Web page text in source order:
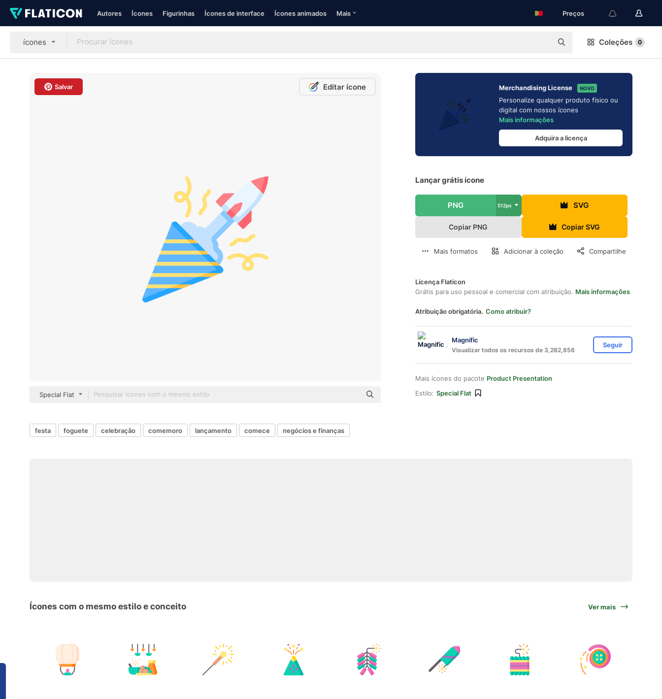
Autores Ícones Figurinhas Ícones de interface Ícones animados Mais Preços
ícones Coleções 0
Salvar Editar ícone
Special Flat
Merchandising License NOVO
Personalize qualquer produto físico ou
digital com nossos ícones
Mais informações
Adquira a licença
Lançar grátis ícone
PNG 512px SVG
Copiar PNG Copiar SVG
Mais formatos Adicionar à coleção Compartilhe
Licença Flaticon
Grátis para uso pessoal e comercial com atribuição. Mais informações
Atribuição obrigatória. Como atribuir?
Magnific
Visualizar todos os recursos de 3,282,856
Seguir
Mais ícones do pacote Product Presentation
Estilo: Special Flat
festa foguete celebração comemoro lançamento comece negócios e finanças
Ícones com o mesmo estilo e conceito Ver mais